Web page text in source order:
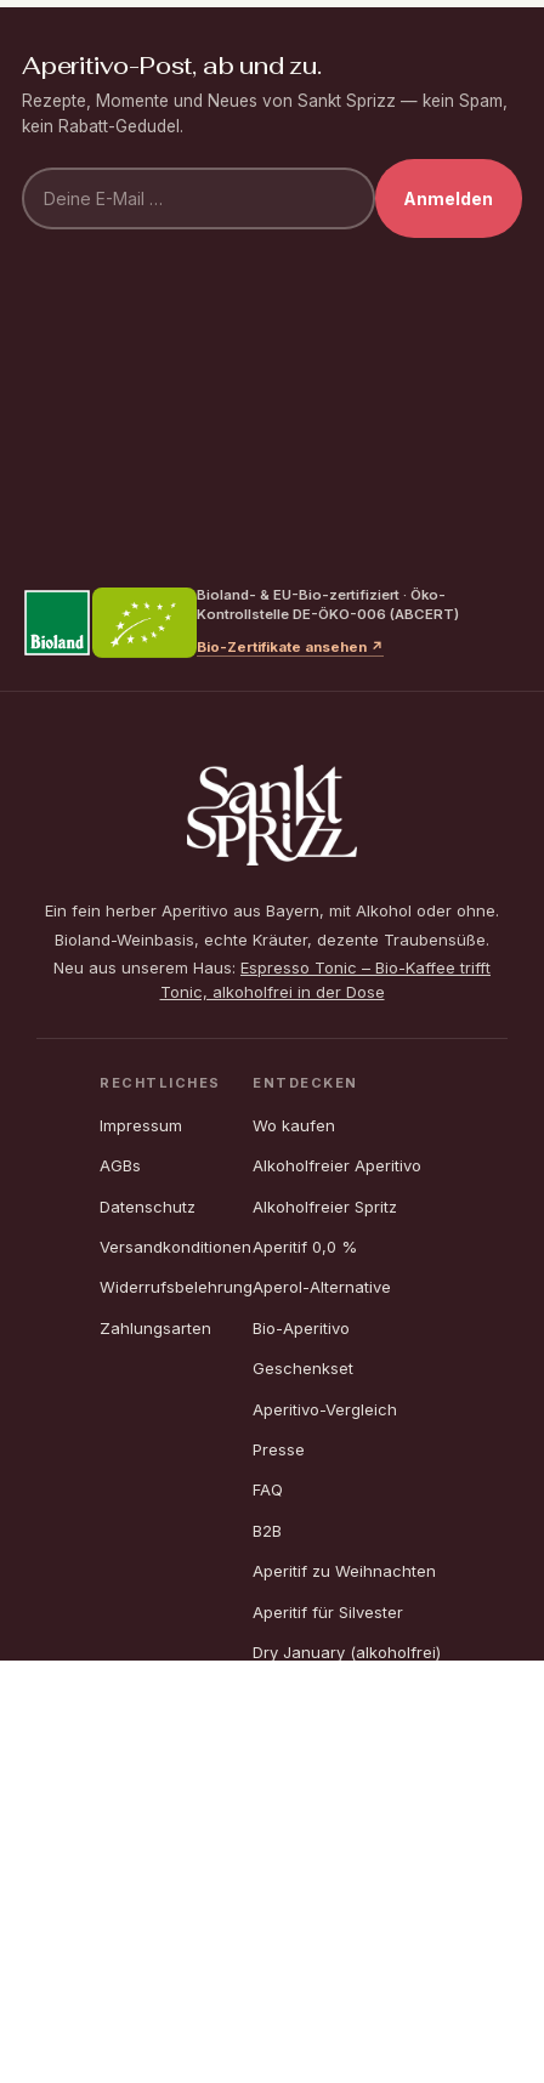
Aperitivo-Post, ab und zu.
Rezepte, Momente und Neues von Sankt Sprizz — kein Spam,
kein Rabatt-Gedudel.
Anmelden
Bioland- & EU-Bio-zertifiziert · Öko-
Kontrollstelle DE-ÖKO-006 (ABCERT)
Bio-Zertifikate ansehen ↗
Ein fein herber Aperitivo aus Bayern, mit Alkohol oder ohne.
Bioland-Weinbasis, echte Kräuter, dezente Traubensüße.
Neu aus unserem Haus: Espresso Tonic – Bio-Kaffee trifft
Tonic, alkoholfrei in der Dose
RECHTLICHES
Impressum
AGBs
Datenschutz
Versandkonditionen
Widerrufsbelehrung
Zahlungsarten
ENTDECKEN
Wo kaufen
Alkoholfreier Aperitivo
Alkoholfreier Spritz
Aperitif 0,0 %
Aperol-Alternative
Bio-Aperitivo
Geschenkset
Aperitivo-Vergleich
Presse
FAQ
B2B
Aperitif zu Weihnachten
Aperitif für Silvester
Dry January (alkoholfrei)